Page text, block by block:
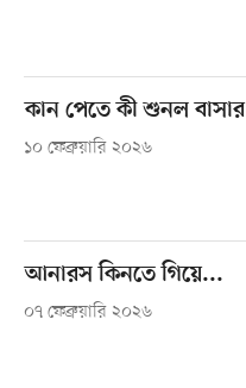
কান পেতে কী শুনল বাসার
১০ ফেব্রুয়ারি ২০২৬
আনারস কিনতে গিয়ে...
০৭ ফেব্রুয়ারি ২০২৬